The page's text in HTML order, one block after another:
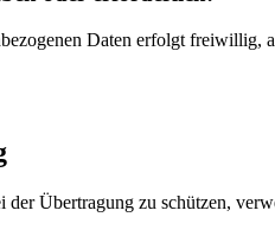
Daten erfolgt
Übertragung zu schützen,